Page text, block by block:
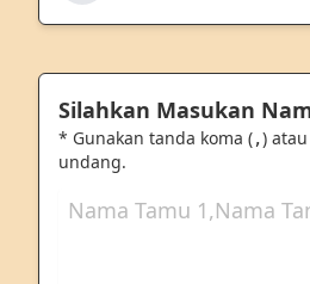
Silahkan Masukan
* Gunakan tanda koma (,)
undang.